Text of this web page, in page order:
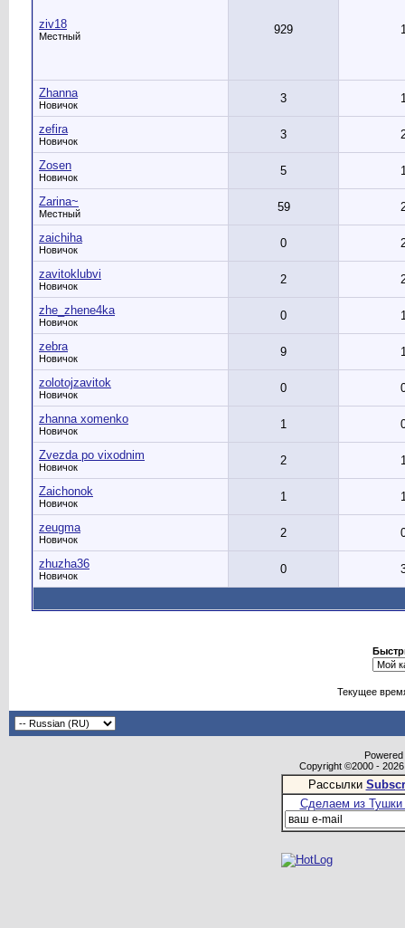
ziv18
Местный 929
Zhanna
Новичок 3
zefira
Новичок 3
Zosen
Новичок 5
Zarina~
Местный 59
zaichiha
Новичок 0
zavitoklubvi
Новичок 2
zhe_zhene4ka
Новичок 0
zebra
Новичок 9
zolotojzavitok
Новичок 0
zhanna xomenko
Новичок 1
Zvezda po vixodnim
Новичок 2
Zaichonok
Новичок 1
zeugma
Новичок 2
zhuzha36
Новичок 0
Текущее
Copyright ©2000 -
Рассылки
Сделаем из Тушки